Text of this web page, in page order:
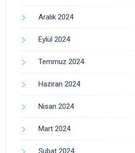
Aralık 2024
Eylül 2024
Temmuz 2024
Haziran 2024
Nisan 2024
Mart 2024